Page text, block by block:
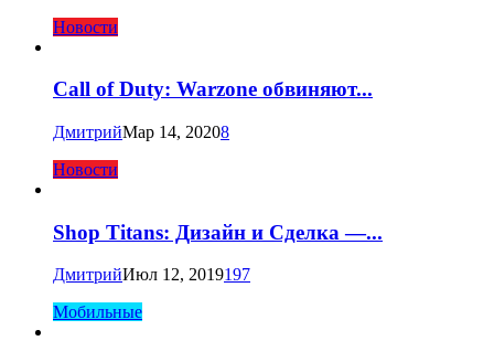
Новости
Call of Duty: Warzone обвиняют...
ДмитрийМар 14, 20208
Новости
Shop Titans: Дизайн и Сделка —...
ДмитрийИюл 12, 2019197
Мобильные